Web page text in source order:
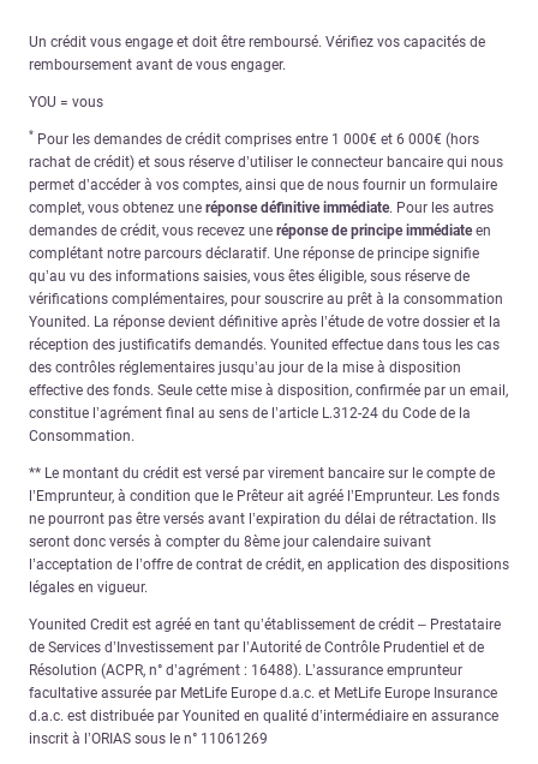
Un crédit vous engage et doit être remboursé. Vérifiez vos capacités de
remboursement avant de vous engager.
YOU = vous
* Pour les demandes de crédit comprises entre 1 000€ et 6 000€ (hors
rachat de crédit) et sous réserve d’utiliser le connecteur bancaire qui nous
permet d’accéder à vos comptes, ainsi que de nous fournir un formulaire
complet, vous obtenez une réponse définitive immédiate. Pour les autres
demandes de crédit, vous recevez une réponse de principe immédiateen
complétant notre parcours déclaratif. Une réponse de principe signifie
qu’au vu des informations saisies, vous êtes éligible, sous réserve de
vérifications complémentaires, pour souscrire au prêt à la consommation
Younited. La réponse devient définitive après l’étude de votre dossier et la
réception des justificatifs demandés. Younited effectue dans tous les cas
des contrôles réglementaires jusqu’au jour de la mise à disposition
effective des fonds. Seule cette mise à disposition, confirmée par un email,
constitue l’agrément final au sens de l’article L.312-24 du Code de la
Consommation.
** Le montant du crédit est versé par virement bancaire sur le compte de
l’Emprunteur, à condition que le Prêteur ait agréé l’Emprunteur. Les fonds
ne pourront pas être versés avant l’expiration du délai de rétractation. Ils
seront donc versés à compter du 8ème jour calendaire suivant
l’acceptation de l’offre de contrat de crédit, en application des dispositions
légales en vigueur.
Younited Credit est agréé en tant qu’établissement de crédit – Prestataire
de Services d’Investissement par l’Autorité de Contrôle Prudentiel et de
Résolution (ACPR, n° d’agrément : 16488). L’assurance emprunteur
facultative assurée par MetLife Europe d.a.c. et MetLife Europe Insurance
d.a.c. est distribuée par Younited en qualité d’intermédiaire en assurance
inscrit à l’ORIAS sous le n° 11061269